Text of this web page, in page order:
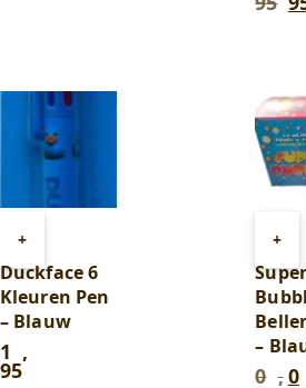
+
aan
winkelwagen
Duckface 6
Kleuren Pen
– Blauw
1 ,
95
+
Super
–
0 ,0